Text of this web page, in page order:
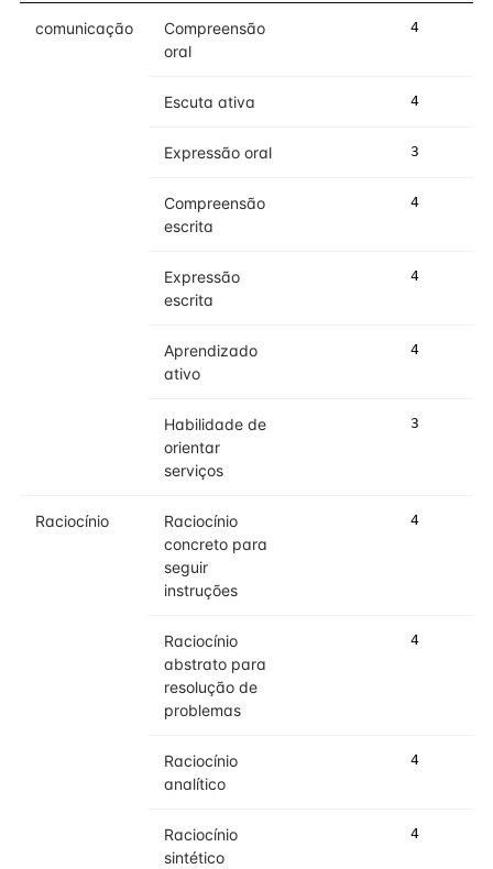
comunicação
Compreensão
oral
4
Escuta ativa 4
Expressão oral 3
Compreensão
escrita
4
Expressão
escrita
4
Aprendizado
ativo
4
Habilidade de
orientar
serviços
3
Raciocínio
Raciocínio
concreto para
seguir
instruções
4
Raciocínio
abstrato para
resolução de
problemas
4
Raciocínio
analítico
4
Raciocínio
sintético
4